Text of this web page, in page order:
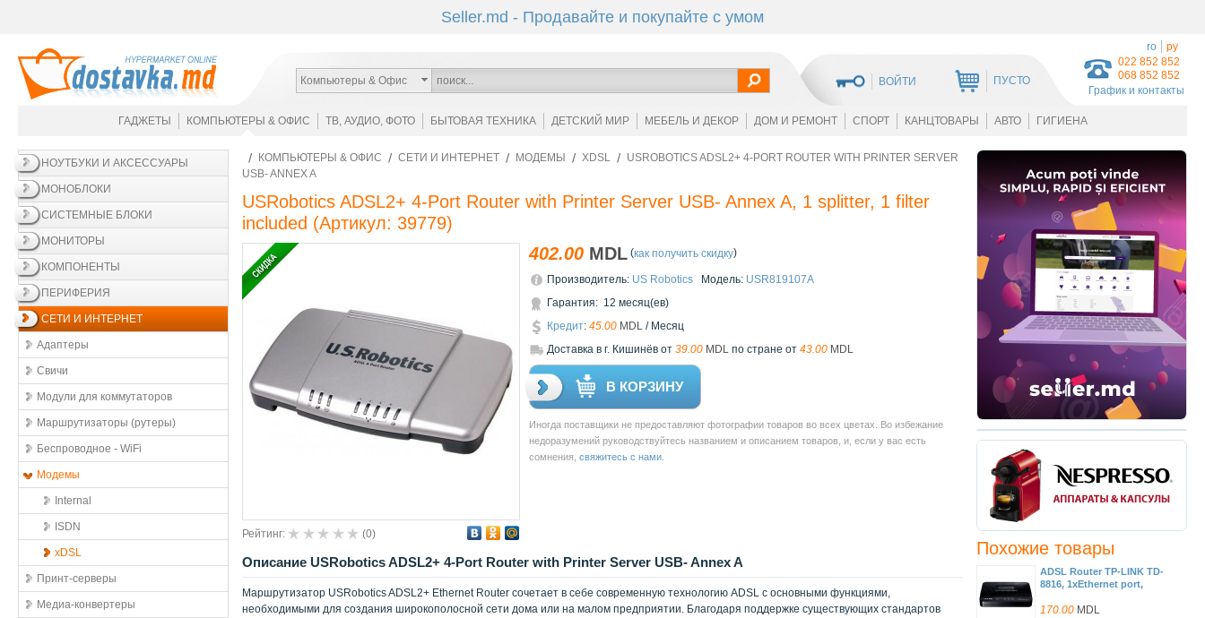
Seller.md - Продавайте и покупайте с умом
022 852 852
068 852 852
График и контакты
Компьютеры & Офис ВОЙТИ ПУСТО
ro ру
ГАДЖЕТЫ КОМПЬЮТЕРЫ & ОФИС ТВ, АУДИО, ФОТО БЫТОВАЯ ТЕХНИКА ДЕТСКИЙ МИР МЕБЕЛЬ И ДЕКОР ДОМ И РЕМОНТ СПОРТ КАНЦТОВАРЫ АВТО ГИГИЕНА
НОУТБУКИ И АКСЕССУАРЫ
МОНОБЛОКИ
СИСТЕМНЫЕ БЛОКИ
МОНИТОРЫ
КОМПОНЕНТЫ
ПЕРИФЕРИЯ
СЕТИ И ИНТЕРНЕТ
Адаптеры
Свичи
Модули для коммутаторов
Маршрутизаторы (рутеры)
Беспроводное - WiFi
Модемы
Internal
ISDN
xDSL
Принт-серверы
Медиа-конвертеры
Похожие товары
ADSL Router TP-LINK TD-
8816, 1xEthernet port,
Splitter, Annex A
170.00 MDL
КОМПЬЮТЕРЫ & ОФИС СЕТИ И ИНТЕРНЕТ МОДЕМЫ XDSL
USROBOTICS ADSL2+ 4-PORT ROUTER WITH PRINTER SERVER
USB- ANNEX A
USRobotics ADSL2+ 4-Port Router with Printer Server USB- Annex A, 1 splitter, 1 filter
included (Артикул: 39779)
Рейтинг: (0)
402.00 MDL (как получить скидку)
Производитель: US Robotics Модель: USR819107A
Гарантия: 12 месяц(ев)
Кредит: 45.00 MDL / Месяц
Доставкa в г. Кишинёв от 39.00 MDL по стране от 43.00 MDL
В КОРЗИНУ
Иногда поставщики не предоставляют фотографии товаров во всех цветах. Во избежание
недоразумений руководствуйтесь названием и описанием товаров, и, если у вас есть
сомнения, свяжитесь с нами
Описание USRobotics ADSL2+ 4-Port Router with Printer Server USB- Annex A
Маршрутизатор USRobotics ADSL2+ Ethernet Router сочетает в себе современную технологию ADSL с основными функциями,
необходимыми для создания широкополосной сети дома или на малом предприятии. Благодаря поддержке существующих стандартов